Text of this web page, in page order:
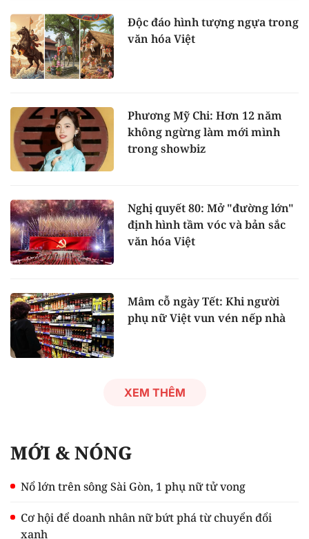
Độc đáo hình tượng ngựa trong
văn hóa Việt
Phương Mỹ Chi: Hơn 12 năm
không ngừng làm mới mình
trong showbiz
Nghị quyết 80: Mở "đường lớn"
định hình tầm vóc và bản sắc
văn hóa Việt
Mâm cỗ ngày Tết: Khi người
phụ nữ Việt vun vén nếp nhà
XEM THÊM
MỚI & NÓNG
Nổ lớn trên sông Sài Gòn, 1 phụ nữ tử vong
Cơ hội để doanh nhân nữ bứt phá từ chuyển đổi
xanh